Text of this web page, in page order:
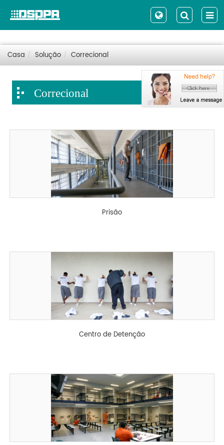
Casa Solução Correcional
Correcional
Prisão
Centro de Detenção